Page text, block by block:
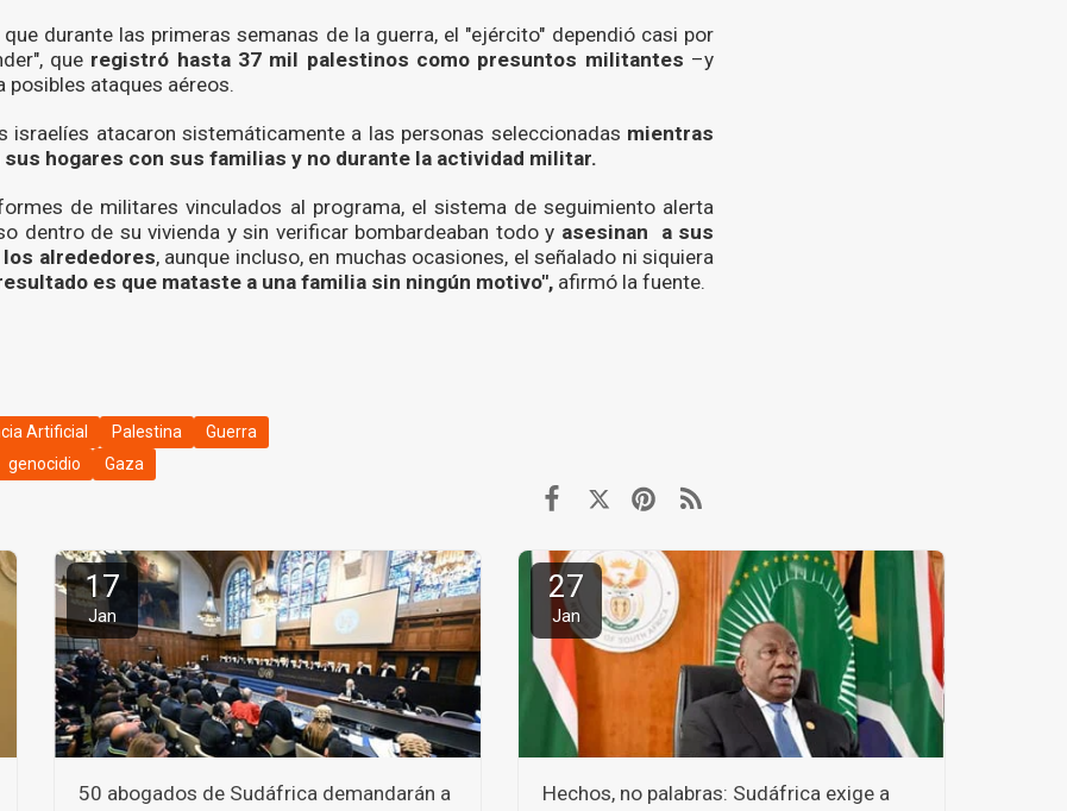
durante las primeras semanas de la guerra, el "ejército" dependió casi por
que registró hasta 37 mil palestinos como presuntos militantes –y
ataques aéreos.
israelíes atacaron sistemáticamente a las personas seleccionadas mientras
hogares con sus familias y no durante la actividad militar.
de militares vinculados al programa, el sistema de seguimiento alerta
dentro de su vivienda y sin verificar bombardeaban todo y asesinan a sus
alrededores, aunque incluso, en muchas ocasiones, el señalado ni siquiera
es que mataste a una familia sin ningún motivo", afirmó la fuente.
Artificial Palestina
Guerra
genocidio Gaza
17
Jan
50 abogados de Sudáfrica demandarán a
27
Jan
Hechos, no palabras: Sudáfrica exige a